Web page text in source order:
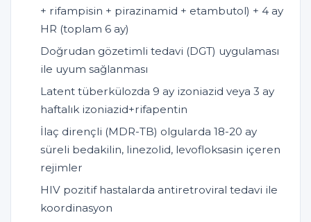
+ rifampisin + pirazinamid + etambutol) + 4 ay
HR (toplam 6 ay)
Doğrudan gözetimli tedavi (DGT) uygulaması
ile uyum sağlanması
Latent tüberkülozda 9 ay izoniazid veya 3 ay
haftalık izoniazid+rifapentin
İlaç dirençli (MDR-TB) olgularda 18-20 ay
süreli bedakilin, linezolid, levofloksasin içeren
rejimler
HIV pozitif hastalarda antiretroviral tedavi ile
koordinasyon